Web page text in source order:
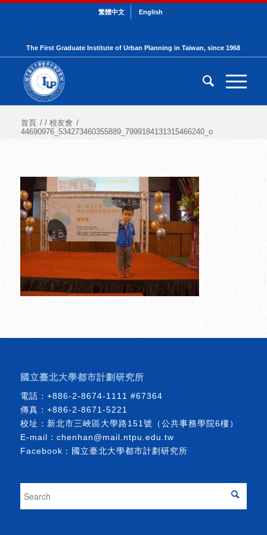
繁體中文 English
The First Graduate Institute of Urban Planning in Taiwan, since 1968
首頁 / / 校友會 /
44690976_534273460355889_7999184131315466240_o
國立臺北大學都市計劃研究所
電話： +886-2-8674-1111 #67364
傳真：+886-2-8671-5221
校址：新北市三峽區大學路151號（公共事務學院6樓）
E-mail： chenhan@mail.ntpu.edu.tw
Facebook： 國立臺北大學都市計劃研究所